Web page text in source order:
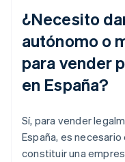
¿Necesito
autónomo o
para vender
en España?
Sí, para vender
España, es
constituir una